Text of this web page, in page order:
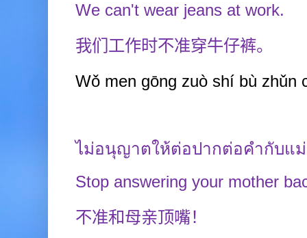
We can't wear jeans at work.
我们工作时不准穿牛仔裤。
Wǒ men gōng zuò shí bù zhǔn
ไม่อนุญาตให้ต่อปากต่อคำกับแม่
Stop answering your mother
不准和母亲顶嘴！